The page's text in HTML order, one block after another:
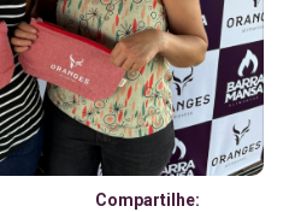
Compartilhe: